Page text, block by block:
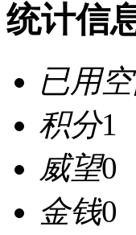
统计信
已用
积分1
威望0
金钱0